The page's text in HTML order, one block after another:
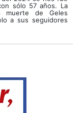
sólo 57 años. La
muerte de Geles
a sus seguidores